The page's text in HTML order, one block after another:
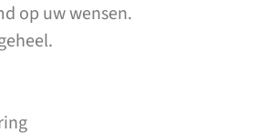
op uw wensen.